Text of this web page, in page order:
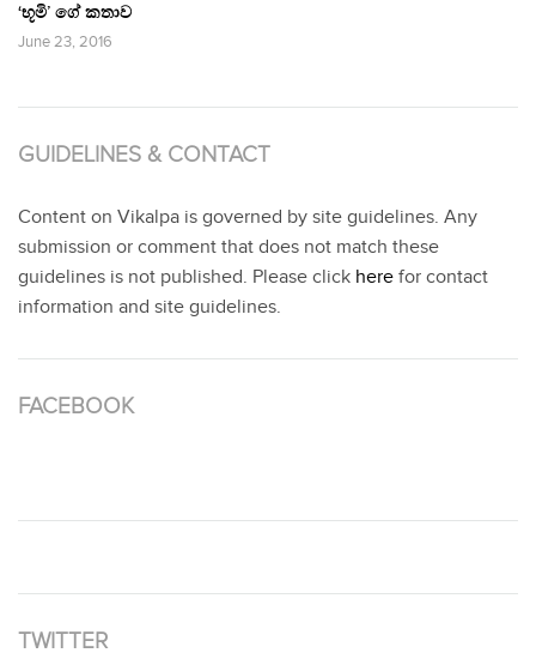
‘භූමි’ ගේ කතාව
June 23, 2016
GUIDELINES & CONTACT
Content on Vikalpa is governed by site guidelines. Any
submission or comment that does not match these
guidelines is not published. Please click here for contact
information and site guidelines.
FACEBOOK
TWITTER